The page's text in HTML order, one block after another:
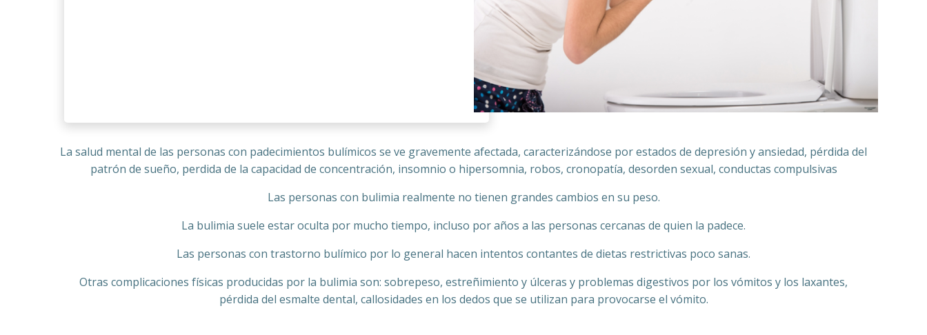
La salud mental de las personas con padecimientos bulímicos se ve gravemente afectada, caracterizándose por estados de depresión y ansiedad, pérdida del
patrón de sueño, perdida de la capacidad de concentración, insomnio o hipersomnia, robos, cronopatía, desorden sexual, conductas compulsivas
Las personas con bulimia realmente no tienen grandes cambios en su peso.
La bulimia suele estar oculta por mucho tiempo, incluso por años a las personas cercanas de quien la padece.
Las personas con trastorno bulímico por lo general hacen intentos contantes de dietas restrictivas poco sanas.
Otras complicaciones físicas producidas por la bulimia son: sobrepeso, estreñimiento y úlceras y problemas digestivos por los vómitos y los laxantes,
pérdida del esmalte dental, callosidades en los dedos que se utilizan para provocarse el vómito.